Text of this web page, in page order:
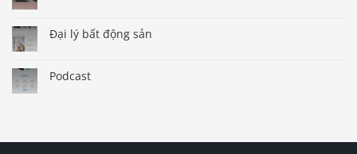
Đại lý bất động sản
Podcast